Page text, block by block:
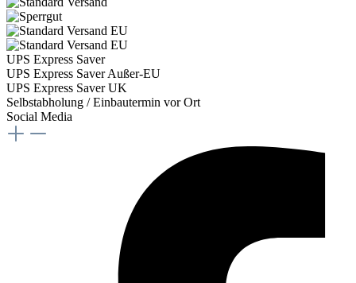
UPS Express Saver
UPS Express Saver Außer-EU
UPS Express Saver UK
Selbstabholung / Einbautermin vor Ort
Social Media